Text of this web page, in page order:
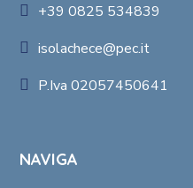
+39 0825 534839
isolachece@pec.it
P.Iva 02057450641
NAVIGA